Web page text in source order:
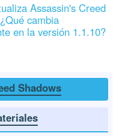
Assassin's Creed
cambia
en la versión 1.1.10?
Shadows